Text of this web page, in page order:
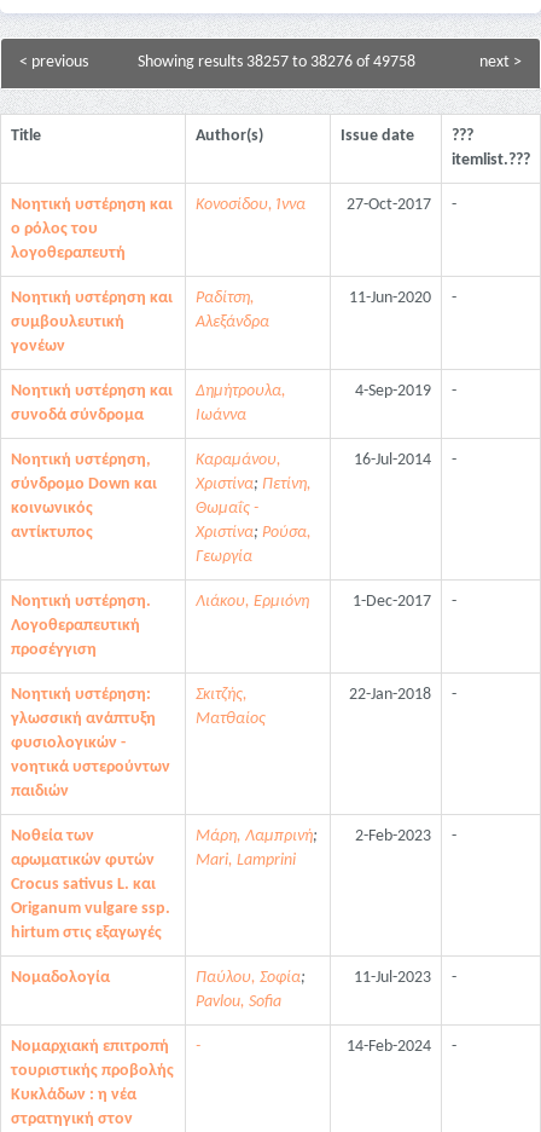
Showing results 38257 to 38276 of 49758
< previous next >
Title Author(s) Issue date
???
itemlist.???
Νοητική υστέρηση και
ο ρόλος του
λογοθεραπευτή
Κονοσίδου, Ίννα 27-Oct-2017 -
Νοητική υστέρηση και
συμβουλευτική
γονέων
Ραδίτση,
Αλεξάνδρα
11-Jun-2020 -
Νοητική υστέρηση και
συνοδά σύνδρομα
Δημήτρουλα,
Ιωάννα
4-Sep-2019 -
Νοητική υστέρηση,
σύνδρομο Down και
κοινωνικός
αντίκτυπος
Καραμάνου,
Χριστίνα; Πετίνη,
Θωμαΐς -
Χριστίνα; Ρούσα,
Γεωργία
16-Jul-2014 -
Νοητική υστέρηση.
Λογοθεραπευτική
προσέγγιση
Λιάκου, Ερμιόνη 1-Dec-2017 -
Νοητική υστέρηση:
γλωσσική ανάπτυξη
φυσιολογικών -
νοητικά υστερούντων
παιδιών
Σκιτζής,
Ματθαίος
22-Jan-2018 -
Νοθεία των
αρωματικών φυτών
Crocus sativus L. και
Origanum vulgare ssp.
hirtum στις εξαγωγές
Μάρη, Λαμπρινή;
Mari, Lamprini
2-Feb-2023 -
Νομαδολογία Παύλου, Σοφία;
Pavlou, Sofia
11-Jul-2023 -
Νομαρχιακή επιτροπή
τουριστικής προβολής
Κυκλάδων : η νέα
στρατηγική στον
- 14-Feb-2024 -